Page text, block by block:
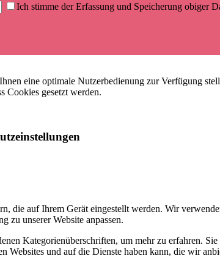
Ich stimme der Erfassung und Speicherung obiger
eine optimale Nutzerbedienung zur Verfügung
Cookies gesetzt werden.
die auf Ihrem Gerät eingestellt werden. Wir
zu unserer Website anpassen.
Kategorienüberschriften, um mehr zu erfahren.
Websites und auf die Dienste haben kann, die wir